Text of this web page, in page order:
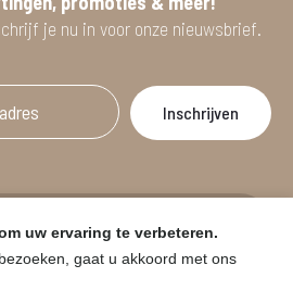
je nu in voor onze nieuwsbrief.
2 willekeurige artikelen.
uw ervaring te verbeteren.
gaat u akkoord met ons